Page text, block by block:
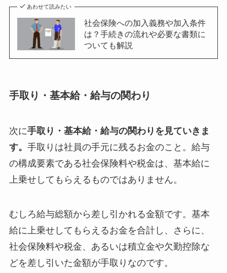
あわせて読みたい
社会保険への加入義務や加入条件
は？手続きの流れや必要な書類に
ついても解説
手取り・基本給・給与の関わり
次に手取り・基本給・給与の関わりを見ていきま
す。 手取りは社員の手元に残るお金のこと。給与
の構成要素である社会保険料や税金は、基本給に
上乗せしてもらえるものではありません。
むしろ給与総額から差し引かれる金額です。基本
給に上乗せしてもらえるお金を合計し、さらに、
社会保険料や税金、あるいは積立金や欠勤控除な
どを差し引いた金額が手取りなのです。